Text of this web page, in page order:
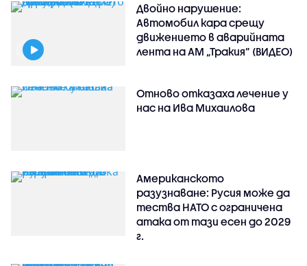
Двойно нарушение:
Автомобил кара срещу
движението в аварийната
лента на АМ „Тракия” (ВИДЕО)
Отново отказаха лечение у
нас на Ива Михаилова
Американското
разузнаване: Русия може да
тества НАТО с ограничена
атака от тази есен до 2029
г.